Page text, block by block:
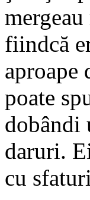
fiindcă
aproape
poate
dobândi
daruri.
cu